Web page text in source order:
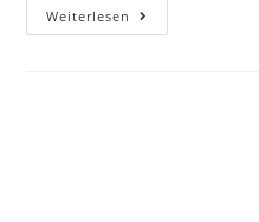
Weiterlesen
world!